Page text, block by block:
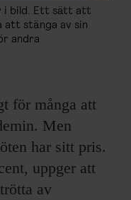
i bild. Ett sätt att
att stänga av sin
andra
för många att
Men
har sitt pris.
uppger att
av